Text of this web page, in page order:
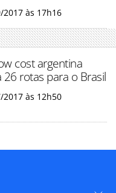
2017 às 17h16
cost argentina
26 rotas para o Brasil
2017 às 12h50